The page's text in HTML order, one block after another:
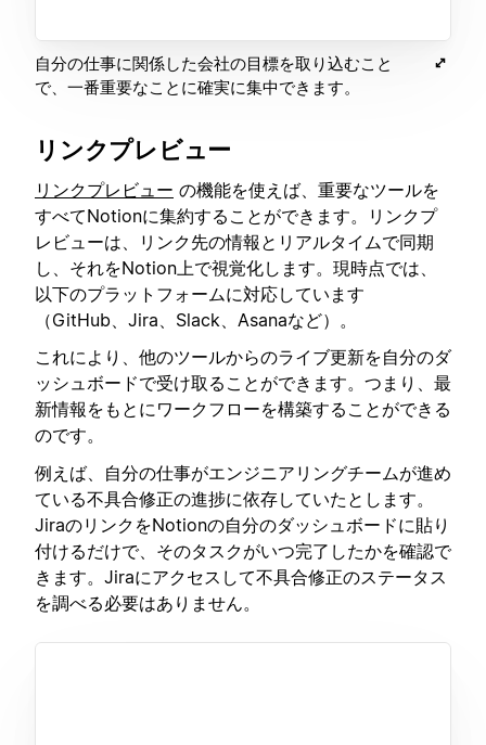
自分の仕事に関係した会社の目標を取り込むこと
で、一番重要なことに確実に集中できます。
リンクプレビュー
リンクプレビュー の機能を使えば、重要なツールを
すべてNotionに集約することができます。リンクプ
レビューは、リンク先の情報とリアルタイムで同期
し、それをNotion上で視覚化します。現時点では、
以下のプラットフォームに対応しています
（GitHub、Jira、Slack、Asanaなど）。
これにより、他のツールからのライブ更新を自分のダ
ッシュボードで受け取ることができます。つまり、最
新情報をもとにワークフローを構築することができる
のです。
例えば、自分の仕事がエンジニアリングチームが進め
ている不具合修正の進捗に依存していたとします。
JiraのリンクをNotionの自分のダッシュボードに貼り
付けるだけで、そのタスクがいつ完了したかを確認で
きます。Jiraにアクセスして不具合修正のステータス
を調べる必要はありません。